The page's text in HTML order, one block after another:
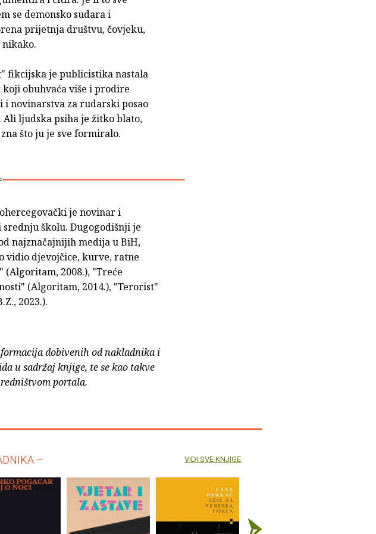
se demonsko sudara i
prijetnja društvu, čovjeku,
nikako.
fikcijska je publicistika nastala
obuhvaća više i prodire
novinarstva za rudarski posao
ljudska psiha je žitko blato,
što ju je sve formiralo.
je novinar i
školu. Dugogodišnji je
najznačajnijih medija u BiH,
vidio djevojčice, kurve, ratne
(Algoritam, 2008.), "Treće
(Algoritam, 2014.), "Terorist"
2023.).
dobivenih od nakladnika i
u sadržaj knjige, te se kao takve
portala.
– VIDI SVE KNJIGE